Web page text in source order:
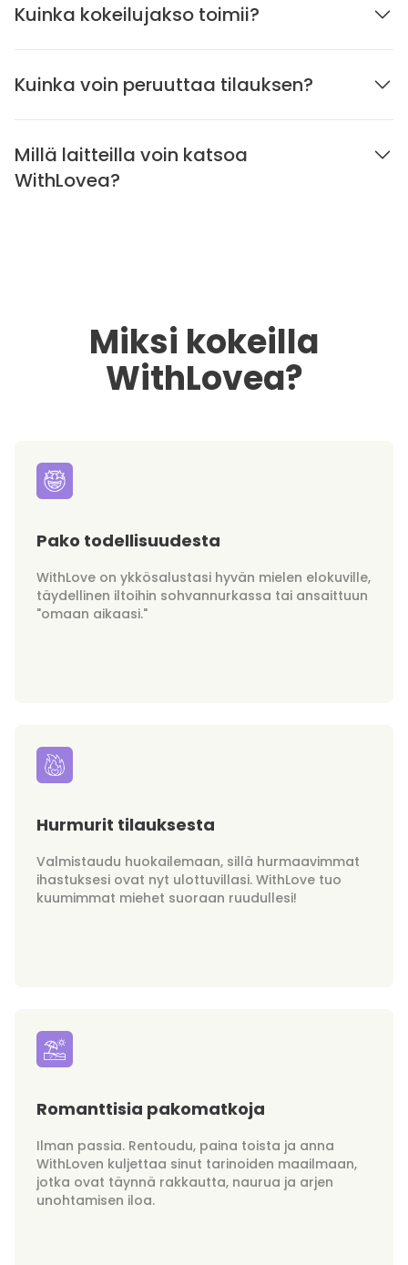
Kuinka kokeilujakso toimii?
Kuinka voin peruuttaa tilauksen?
Millä laitteilla voin katsoa
WithLovea?
Miksi kokeilla
WithLovea?
Pako todellisuudesta
WithLove on ykkösalustasi hyvän mielen elokuville,
täydellinen iltoihin sohvannurkassa tai ansaittuun
"omaan aikaasi."
Hurmurit tilauksesta
Valmistaudu huokailemaan, sillä hurmaavimmat
ihastuksesi ovat nyt ulottuvillasi. WithLove tuo
kuumimmat miehet suoraan ruudullesi!
Romanttisia pakomatkoja
Ilman passia. Rentoudu, paina toista ja anna
WithLoven kuljettaa sinut tarinoiden maailmaan,
jotka ovat täynnä rakkautta, naurua ja arjen
unohtamisen iloa.